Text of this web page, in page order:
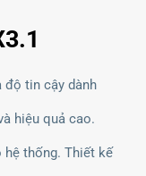
độ tin cậy dành
hiệu quả cao.
hệ thống. Thiết kế